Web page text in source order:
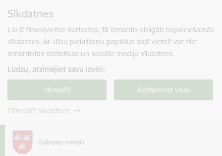
Sīkdatnes
Lai šī tīmekļvietne darbotos, tā izmanto obligāti nepieciešamās
sīkdatnes. Ar Jūsu piekrišanu papildus šajā vietnē var tikt
izmantotas statistikas un sociālo mediju sīkdatnes.
Lūdzu, atzīmējiet savu izvēli:
Noraidīt Apstiprināt visas
Pārvaldīt sīkdatnes